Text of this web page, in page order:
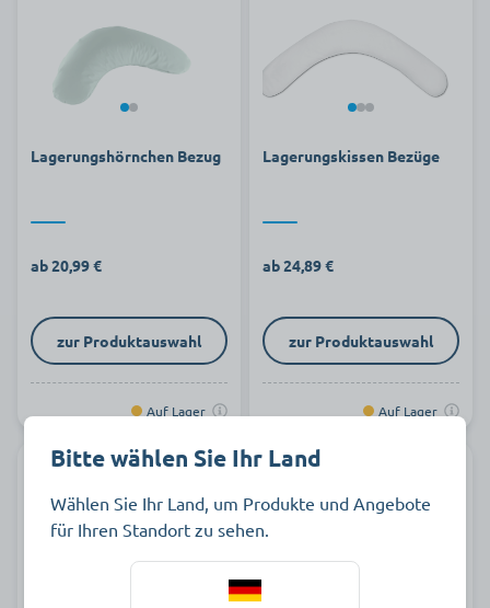
Lagerungshörnchen Bezug
ab 20,99 €
zur Produktauswahl
Auf Lager
Lagerungskissen Bezüge
ab 24,89 €
zur Produktauswahl
Auf Lager
Bitte wählen Sie Ihr Land
Wählen Sie Ihr Land, um Produkte und Angebote
für Ihren Standort zu sehen.